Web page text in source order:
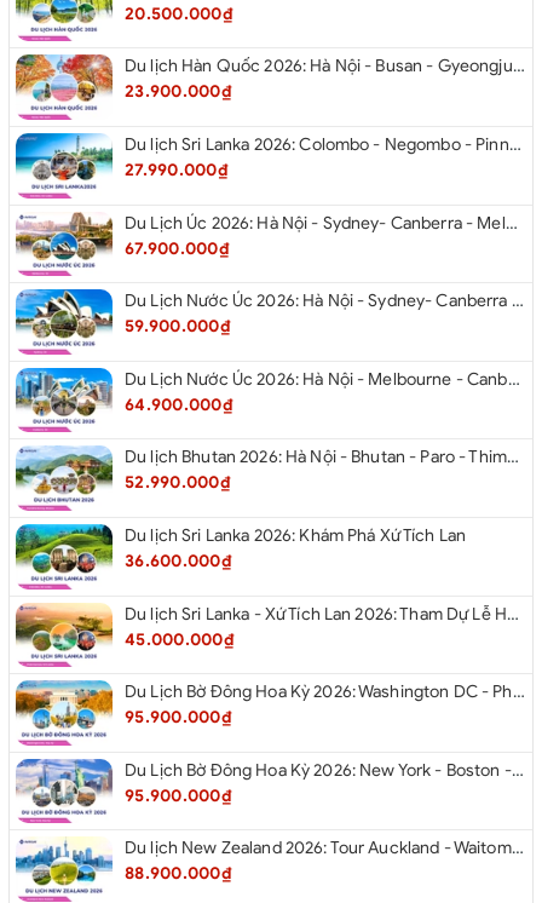
20.500.000₫
Du lịch Hàn Quốc 2026: Hà Nội - Busan - Gyeongju - Seoul - Đảo Nami - Tàu Điện Ven Biển Haeundae - Cỏ Hồng Muhly - Làng Văn Hóa Huinnyeoul
23.900.000₫
Du lịch Sri Lanka 2026: Colombo - Negombo - Pinnawala - Kandy - Kalutara - Nuwara - Eliya
27.990.000₫
Du Lịch Úc 2026: Hà Nội - Sydney- Canberra - Melbourne - Hà Nội
67.900.000₫
Du Lịch Nước Úc 2026: Hà Nội - Sydney- Canberra - Melbourne - Hà Nội
59.900.000₫
Du Lịch Nước Úc 2026: Hà Nội - Melbourne - Canberra - Sydney - Hà Nội
64.900.000₫
Du lịch Bhutan 2026: Hà Nội - Bhutan - Paro - Thimphu - Punakha
52.990.000₫
Du lịch Sri Lanka 2026: Khám Phá Xứ Tích Lan
36.600.000₫
Du lịch Sri Lanka - Xứ Tích Lan 2026: Tham Dự Lễ Hội Rước Xá Lợi Răng Phật
45.000.000₫
Du Lịch Bờ Đông Hoa Kỳ 2026: Washington DC - Philadelphia - New York - Boston - New Hampshire White Mountains - Albany - Niagara Falls - Buffalo - Corning - New York
95.900.000₫
Du Lịch Bờ Đông Hoa Kỳ 2026: New York - Boston - New Hampshire - Artist’s Bluff - Echo Lake Kancamagus Highway - White Mountains - Albany - Buffalo Niagara Falls - Corning - Washington DC
95.900.000₫
Du lịch New Zealand 2026: Tour Auckland - Waitomo - Taupo - Rotorua - Matamata - Hamilton
88.900.000₫